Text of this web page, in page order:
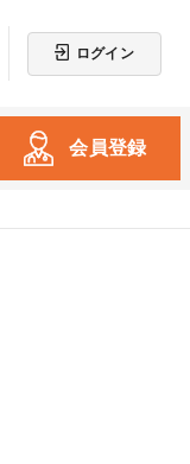
ログイン
会員登録